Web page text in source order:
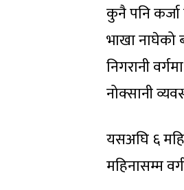
कुनै पनि कर्जा
भाखा नाघेको
निगरानी
नोक्सानी
यसअघि ६
महिनासम्म